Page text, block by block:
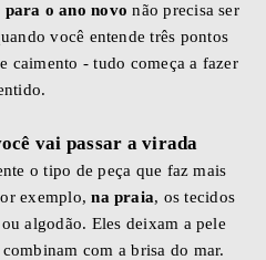
o ano novo não precisa ser
você entende três pontos
caimento - tudo começa a fazer
vai passar a virada
o tipo de peça que faz mais
exemplo,na praia, os tecidos
algodão. Eles deixam a pele
com a brisa do mar.